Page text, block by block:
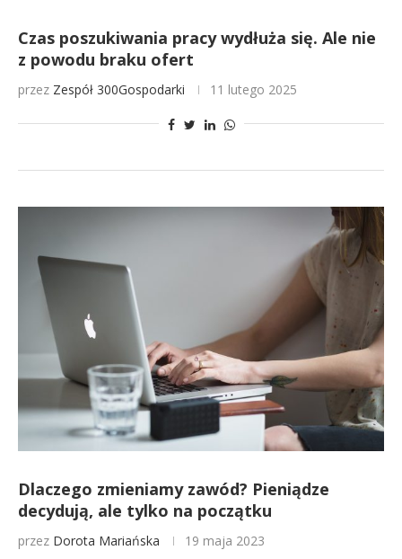
Czas poszukiwania pracy wydłuża się. Ale nie
z powodu braku ofert
przez Zespół 300Gospodarki 11 lutego 2025
Dlaczego zmieniamy zawód? Pieniądze
decydują, ale tylko na początku
przez Dorota Mariańska 19 maja 2023